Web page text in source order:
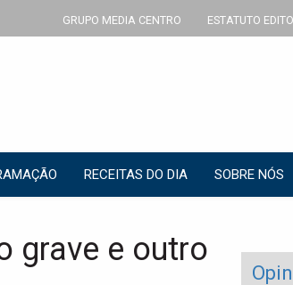
GRUPO MEDIA CENTRO ESTATUTO
RECEITAS DO DIA SOBRE NÓS
grave e outro